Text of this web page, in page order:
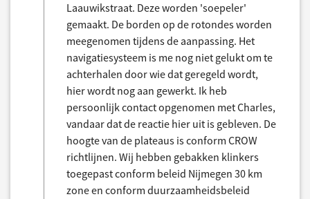
Laauwikstraat. Deze worden 'soepeler'
gemaakt. De borden op de rotondes worden
meegenomen tijdens de aanpassing. Het
navigatiesysteem is me nog niet gelukt om te
achterhalen door wie dat geregeld wordt,
hier wordt nog aan gewerkt. Ik heb
persoonlijk contact opgenomen met Charles,
vandaar dat de reactie hier uit is gebleven. De
hoogte van de plateaus is conform CROW
richtlijnen. Wij hebben gebakken klinkers
toegepast conform beleid Nijmegen 30 km
zone en conform duurzaamheidsbeleid